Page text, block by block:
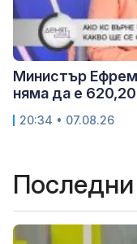
Министър
няма да е
20:34 • 07.08.26